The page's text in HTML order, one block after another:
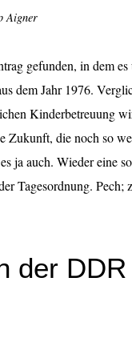
Aigner
gefunden, in dem
dem Jahr 1976.
Kinderbetreuung
Zukunft, die noch so
ja auch. Wieder eine
Tagesordnung.
der DDR